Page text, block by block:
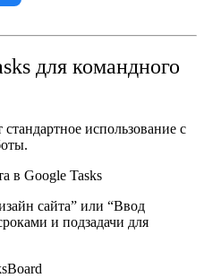
для командного
использование с
в Google Tasks
сайта” или “Ввод
и подзадачи для